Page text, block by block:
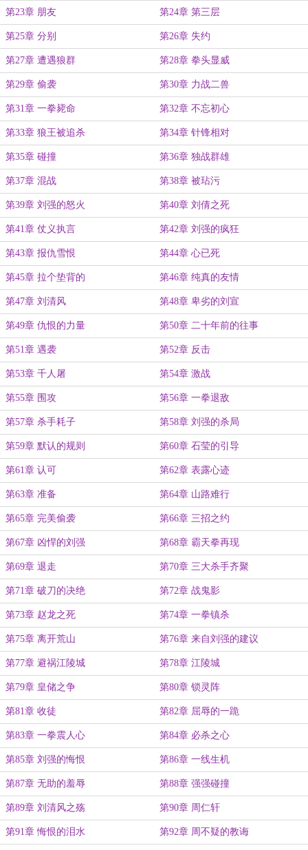
第23章 朋友 第24章 第三层
第25章 分别 第26章 失约
第27章 遭遇狼群 第28章 拳头显威
第29章 偷袭 第30章 力战二兽
第31章 一拳毙命 第32章 不忘初心
第33章 狼王被追杀 第34章 针锋相对
第35章 碰撞 第36章 独战群雄
第37章 混战 第38章 被玷污
第39章 刘强的怒火 第40章 刘倩之死
第41章 仗义执言 第42章 刘强的疯狂
第43章 报仇雪恨 第44章 心已死
第45章 拉个垫背的 第46章 纯真的友情
第47章 刘清风 第48章 卑劣的刘宣
第49章 仇恨的力量 第50章 二十年前的往事
第51章 遇袭 第52章 反击
第53章 千人屠 第54章 激战
第55章 围攻 第56章 一拳退敌
第57章 杀手耗子 第58章 刘强的杀局
第59章 默认的规则 第60章 石莹的引导
第61章 认可 第62章 表露心迹
第63章 准备 第64章 山路难行
第65章 完美偷袭 第66章 三招之约
第67章 凶悍的刘强 第68章 霸天拳再现
第69章 退走 第70章 三大杀手齐聚
第71章 破刀的决绝 第72章 战鬼影
第73章 赵龙之死 第74章 一拳镇杀
第75章 离开荒山 第76章 来自刘强的建议
第77章 避祸江陵城 第78章 江陵城
第79章 皇储之争 第80章 锁灵阵
第81章 收徒 第82章 屈辱的一跪
第83章 一拳震人心 第84章 必杀之心
第85章 刘强的悔恨 第86章 一线生机
第87章 无助的羞辱 第88章 强强碰撞
第89章 刘清风之殇 第90章 周仁轩
第91章 悔恨的泪水 第92章 周不疑的教诲